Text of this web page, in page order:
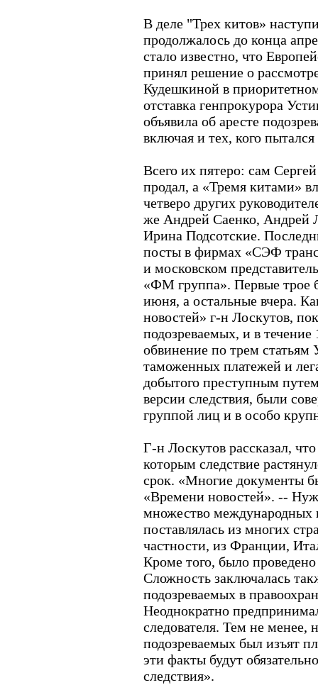
В деле "Трех китов»
продолжалось до конца
стало известно, что
принял решение о
Кудешкиной в
отставка генпрокурора
объявила об аресте
включая и тех, кого
Всего их пятеро: сам
продал, а «Тремя китами»
четверо других
же Андрей Саенко, Андрей
Ирина Подсотские.
посты в фирмах «СЭФ
и московском
«ФМ группа». Первые трое
июня, а остальные вчера.
новостей» г-н Лоскутов,
подозреваемых, и в
обвинение по трем статьям
таможенных платежей и
добытого преступным
версии следствия, были
группой лиц и в особо
Г-н Лоскутов рассказал,
которым следствие
срок. «Многие документы
«Времени новостей». --
множество международных
поставлялась из многих
частности, из Франции,
Кроме того, было проведено
Сложность заключалась
подозреваемых в
Неоднократно
следователя. Тем не менее,
подозреваемых был изъят
эти факты будут
следствия».